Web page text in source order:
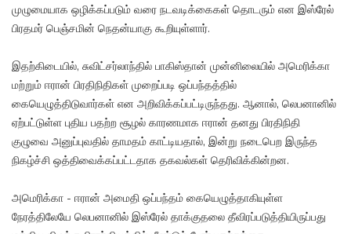
முழுமையாக ஒழிக்கப்படும் வரை நடவடிக்கைகள் தொடரும் என இஸ்ரேல்
பிரதமர் பெஞ்சமின் நெதன்யாகு கூறியுள்ளார்.
இதற்கிடையில், சுவிட்சர்லாந்தில் பாகிஸ்தான் முன்னிலையில் அமெரிக்கா
மற்றும் ஈரான் பிரதிநிதிகள் முறைப்படி ஒப்பந்தத்தில்
கையெழுத்திடுவார்கள் என அறிவிக்கப்பட்டிருந்தது. ஆனால், லெபனானில்
ஏற்பட்டுள்ள புதிய பதற்ற சூழல் காரணமாக ஈரான் தனது பிரதிநிதி
குழுவை அனுப்புவதில் தாமதம் காட்டியதால், இன்று நடைபெற இருந்த
நிகழ்ச்சி ஒத்திவைக்கப்பட்டதாக தகவல்கள் தெரிவிக்கின்றன.
அமெரிக்கா - ஈரான் அமைதி ஒப்பந்தம் கையெழுத்தாகியுள்ள
நேரத்திலேயே லெபனானில் இஸ்ரேல் தாக்குதலை தீவிரப்படுத்தியிருப்பது